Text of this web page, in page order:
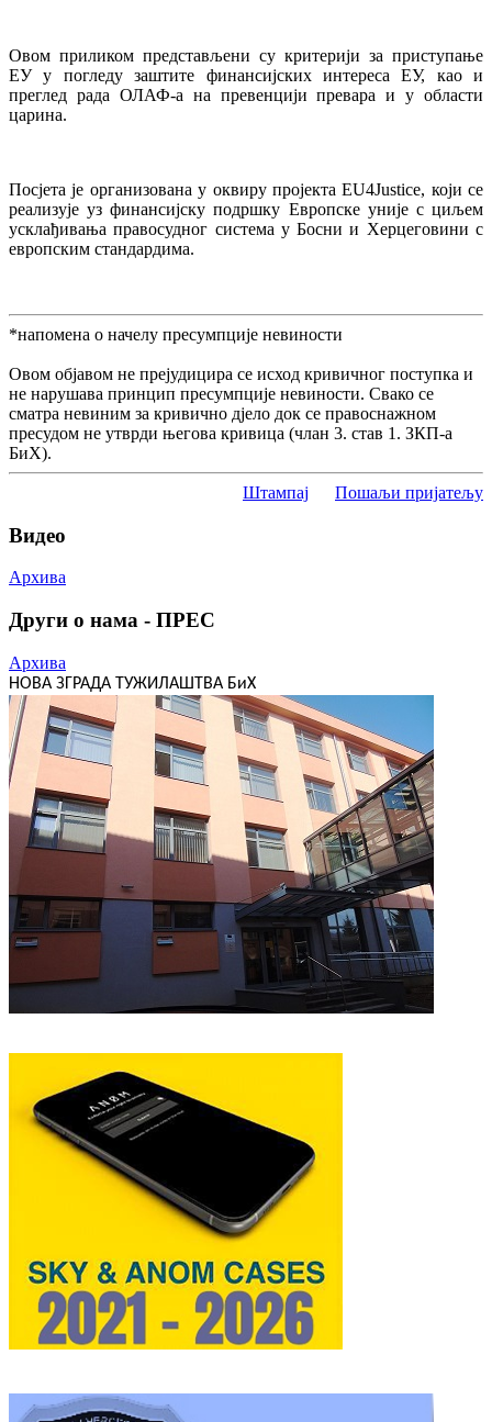
Овом приликом представљени су критерији за приступање
ЕУ у погледу заштите финансијских интереса ЕУ, као и
преглед рада ОЛАФ-а на превенцији превара и у области
царина.
Посјета је организована у оквиру пројекта EU4Justice, који се
реализује уз финансијску подршку Европске уније с циљем
усклађивања правосудног система у Босни и Херцеговини с
европским стандардима.
*напомена о начелу пресумпције невиности
Овом објавом не прејудицира се исход кривичног поступка и
не нарушава принцип пресумпције невиности. Свако се
сматра невиним за кривично дјело док се правоснажном
пресудом не утврди његова кривица (члан 3. став 1. ЗКП-а
БиХ).
Штампај Пошаљи пријатељу
Видео
Архива
Други о нама - ПРЕС
Архива
НОВА ЗГРАДА ТУЖИЛАШТВА БиХ